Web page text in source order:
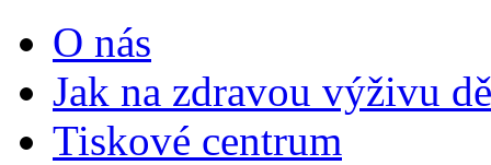
O nás
Jak na zdravou výživu
Tiskové centrum